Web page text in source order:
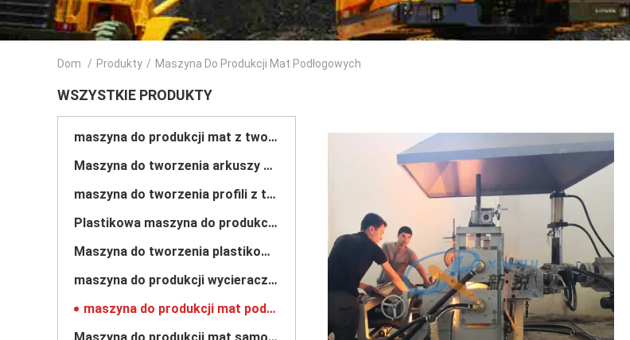
Dom / Produkty / Maszyna Do Produkcji Mat Podłogowych
WSZYSTKIE PRODUKTY
maszyna do produkcji mat z tworzywa sztucznego
Maszyna do tworzenia arkuszy plastikowych
maszyna do tworzenia profili z tworzyw sztucznych
Plastikowa maszyna do produkcji granulatu
Maszyna do tworzenia plastikowych węży
maszyna do produkcji wycieraczek
maszyna do produkcji mat podłogowych